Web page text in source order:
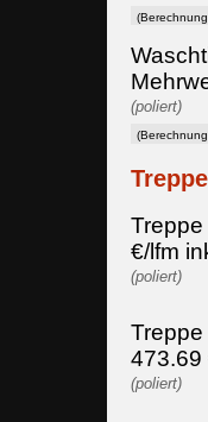
(poliert)
€/lfm
(poliert)
473.69
(poliert)